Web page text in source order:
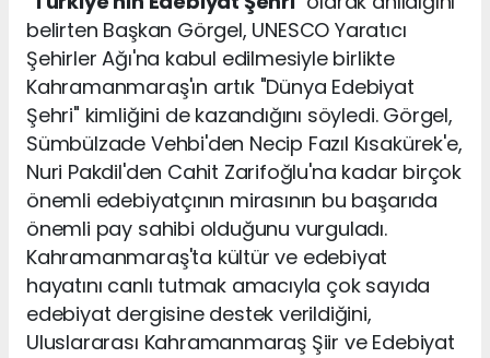
belirten Başkan Görgel, UNESCO Yaratıcı
Şehirler Ağı'na kabul edilmesiyle birlikte
Kahramanmaraş'ın artık "Dünya Edebiyat
Şehri" kimliğini de kazandığını söyledi. Görgel,
Sümbülzade Vehbi'den Necip Fazıl Kısakürek'e,
Nuri Pakdil'den Cahit Zarifoğlu'na kadar birçok
önemli edebiyatçının mirasının bu başarıda
önemli pay sahibi olduğunu vurguladı.
Kahramanmaraş'ta kültür ve edebiyat
hayatını canlı tutmak amacıyla çok sayıda
edebiyat dergisine destek verildiğini,
Uluslararası Kahramanmaraş Şiir ve Edebiyat